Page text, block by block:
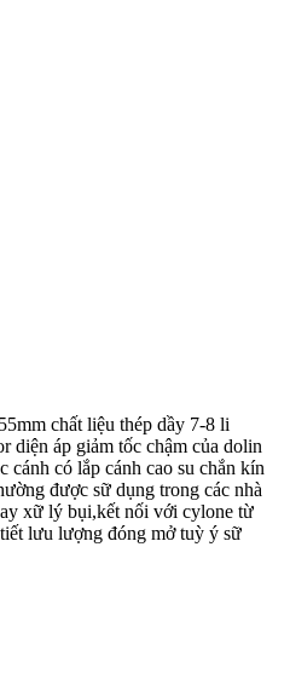
chất liệu thép dầy 7-8 li
diện áp giảm tốc chậm của dolin
cánh có lắp cánh cao su chắn kín
được sữ dụng trong các nhà
xữ lý bụi,kết nối với cylone từ
lưu lượng đóng mở tuỳ ý sữ